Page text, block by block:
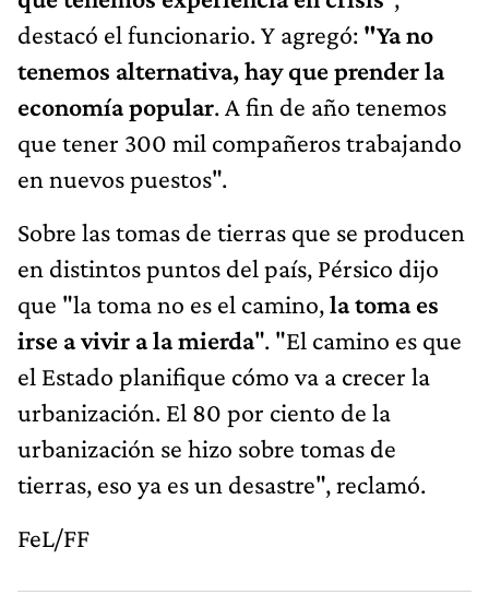
destacó el funcionario. Y agregó: "Ya no
tenemos alternativa, hay que prender la
economía popular. A fin de año tenemos
que tener 300 mil compañeros trabajando
en nuevos puestos".
Sobre las tomas de tierras que se producen
en distintos puntos del país, Pérsico dijo
que "la toma no es el camino,la toma es
irse a vivir a la mierda". "El camino es que
el Estado planifique cómo va a crecer la
urbanización. El 80 por ciento de la
urbanización se hizo sobre tomas de
tierras, eso ya es un desastre", reclamó.
FeL/FF